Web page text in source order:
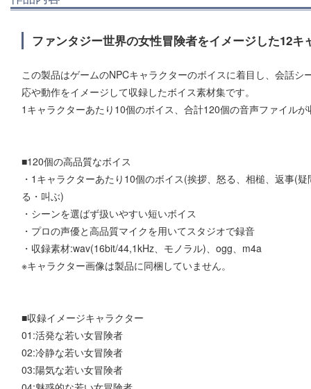
ファンタジー世界の女性冒険者をイメージした12
この製品はゲームのNPCキャラクターのボイスに着目し、会話
応や動作をイメージして収録したボイス素材集です。
1キャラクターあたり10個のボイス、合計120個の音声ファイル
■120個の高品質なボイス
・1キャラクターあたり10個のボイス(挨拶、怒る、相槌、返事(
る・叫ぶ)
・シーンを選ばず扱いやすい短いボイス
・プロの声優と高品質マイクを用いてスタジオで録音
・収録素材:wav(16bit/44,1kHz、モノラル)、ogg、m4a
※キャラクター画像は製品に同梱していません。
■収録イメージキャラクター
01:活発な若い女冒険者
02:冷静な若い女冒険者
03:陽気な若い女冒険者